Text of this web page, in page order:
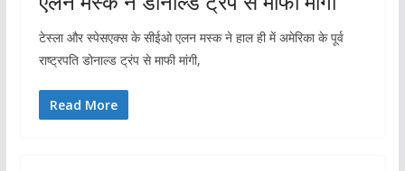
टेस्ला और स्पेसएक्स के सीईओ एलन मस्क ने हाल ही में अमेरिका के पूर्व
राष्ट्रपति डोनाल्ड ट्रंप से माफी मांगी,
Read More